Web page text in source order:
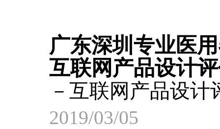
广东深圳专业医
互联网产品设计
－互联网产品设
2019/03/05